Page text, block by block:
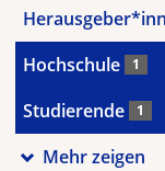
Hochschule 1
Studierende 1
Mehr zeigen